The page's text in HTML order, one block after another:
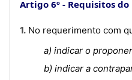
Artigo 6º Requisitos
1. No requerimento com
a) indicar o
b) indicar a